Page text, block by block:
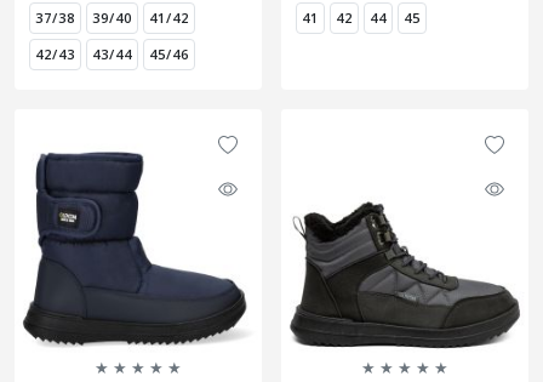
37/38
39/40
41/42
42/43
43/44 45/46
41
42 44 45
★ ★ ★ ★ ★
★ ★ ★ ★ ★